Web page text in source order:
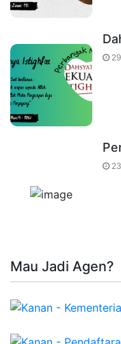
29
23
Mau Jadi Agen?